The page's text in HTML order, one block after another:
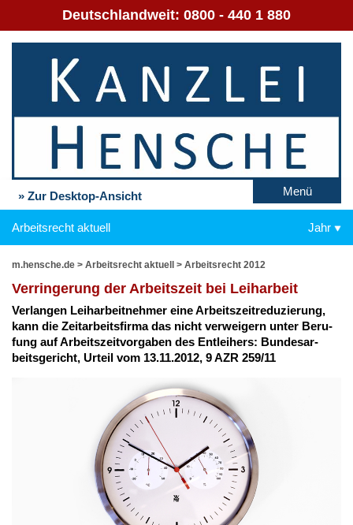
Deutschlandweit: 0800 - 440 1 880
» Zur Desktop-Ansicht Menü
Arbeitsrecht aktuell Jahr
m.hensche.de > Arbeitsrecht aktuell > Arbeitsrecht 2012
Ver­rin­ge­rung der Ar­beits­zeit bei Leih­ar­beit
Ver­lan­gen Leih­ar­beit­neh­mer ei­ne Ar­beits­zeit­re­du­zie­rung,
kann die Zeit­ar­beits­fir­ma das nicht ver­wei­gern un­ter Be­ru­
fung auf Ar­beits­zeit­vor­ga­ben des Ent­lei­hers: Bun­des­ar­
beits­ge­richt, Ur­teil vom 13.11.2012, 9 AZR 259/11